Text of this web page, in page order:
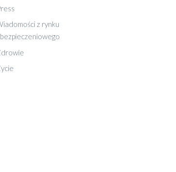
z rynku